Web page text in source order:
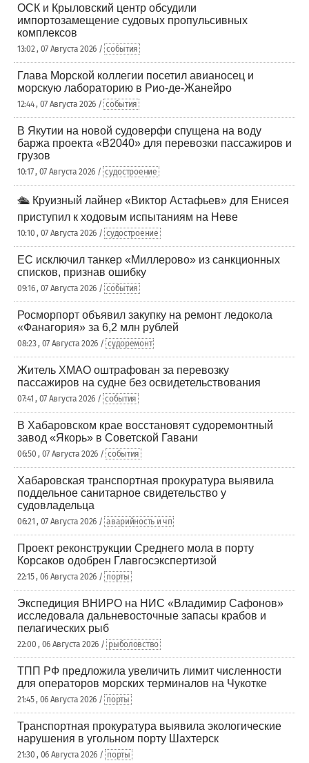
ОСК и Крыловский центр обсудили
импортозамещение судовых пропульсивных
комплексов
13:02 , 07 Августа 2026 / события
Глава Морской коллегии посетил авианосец и
морскую лабораторию в Рио-де-Жанейро
12:44 , 07 Августа 2026 / события
В Якутии на новой судоверфи спущена на воду
баржа проекта «В2040» для перевозки пассажиров и
грузов
10:17 , 07 Августа 2026 / судостроение
🛳️ Круизный лайнер «Виктор Астафьев» для Енисея
приступил к ходовым испытаниям на Неве
10:10 , 07 Августа 2026 / судостроение
ЕС исключил танкер «Миллерово» из санкционных
списков, признав ошибку
09:16 , 07 Августа 2026 / события
Росморпорт объявил закупку на ремонт ледокола
«Фанагория» за 6,2 млн рублей
08:23 , 07 Августа 2026 / судоремонт
Житель ХМАО оштрафован за перевозку
пассажиров на судне без освидетельствования
07:41 , 07 Августа 2026 / события
В Хабаровском крае восстановят судоремонтный
завод «Якорь» в Советской Гавани
06:50 , 07 Августа 2026 / события
Хабаровская транспортная прокуратура выявила
поддельное санитарное свидетельство у
судовладельца
06:21 , 07 Августа 2026 / аварийность и чп
Проект реконструкции Среднего мола в порту
Корсаков одобрен Главгосэкспертизой
22:15 , 06 Августа 2026 / порты
Экспедиция ВНИРО на НИС «Владимир Сафонов»
исследовала дальневосточные запасы крабов и
пелагических рыб
22:00 , 06 Августа 2026 / рыболовство
ТПП РФ предложила увеличить лимит численности
для операторов морских терминалов на Чукотке
21:45 , 06 Августа 2026 / порты
Транспортная прокуратура выявила экологические
нарушения в угольном порту Шахтерск
21:30 , 06 Августа 2026 / порты